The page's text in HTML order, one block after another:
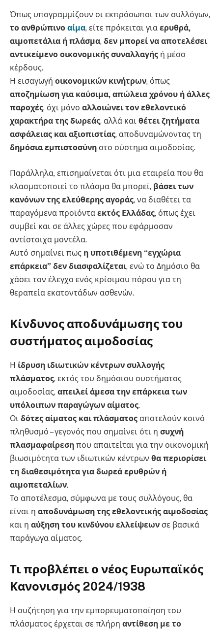
Όπως υπογραμμίζουν οι εκπρόσωποι των συλλόγων,
το ανθρώπινο αίμα, είτε πρόκειται για ερυθρά,
αιμοπετάλια ή πλάσμα, δεν μπορεί να αποτελέσει
αντικείμενο οικονομικής συναλλαγής ή μέσο
κέρδους.
Η εισαγωγή οικονομικών κινήτρων, όπως
αποζημίωση για καύσιμα, απώλεια χρόνου ή άλλες
παροχές, όχι μόνο αλλοιώνει τον εθελοντικό
χαρακτήρα της δωρεάς, αλλά και θέτει ζητήματα
ασφάλειας και αξιοπιστίας, αποδυναμώνοντας τη
δημόσια εμπιστοσύνη στο σύστημα αιμοδοσίας.
Παράλληλα, επισημαίνεται ότι μια εταιρεία που θα
κλασματοποιεί το πλάσμα θα μπορεί, βάσει των
κανόνων της ελεύθερης αγοράς, να διαθέτει τα
παραγόμενα προϊόντα εκτός Ελλάδας, όπως έχει
συμβεί και σε άλλες χώρες που εφάρμοσαν
αντίστοιχα μοντέλα.
Αυτό σημαίνει πως η υποτιθέμενη “εγχώρια
επάρκεια” δεν διασφαλίζεται, ενώ το Δημόσιο θα
χάσει τον έλεγχο ενός κρίσιμου πόρου για τη
θεραπεία εκατοντάδων ασθενών.
Κίνδυνος αποδυνάμωσης του
συστήματος αιμοδοσίας
Η ίδρυση ιδιωτικών κέντρων συλλογής
πλάσματος, εκτός του δημόσιου συστήματος
αιμοδοσίας, απειλεί άμεσα την επάρκεια των
υπόλοιπων παραγώγων αίματος.
Οι δότες αίματος και πλάσματος αποτελούν κοινό
πληθυσμό – γεγονός που σημαίνει ότι η συχνή
πλασμαφαίρεση που απαιτείται για την οικονομική
βιωσιμότητα των ιδιωτικών κέντρων θα περιορίσει
τη διαθεσιμότητα για δωρεά ερυθρών ή
αιμοπεταλίων.
Το αποτέλεσμα, σύμφωνα με τους συλλόγους, θα
είναι η αποδυνάμωση της εθελοντικής αιμοδοσίας
και η αύξηση του κινδύνου ελλείψεων σε βασικά
παράγωγα αίματος.
Τι προβλέπει ο νέος Ευρωπαϊκός
Κανονισμός 2024/1938
Η συζήτηση για την εμπορευματοποίηση του
πλάσματος έρχεται σε πλήρη αντίθεση με το